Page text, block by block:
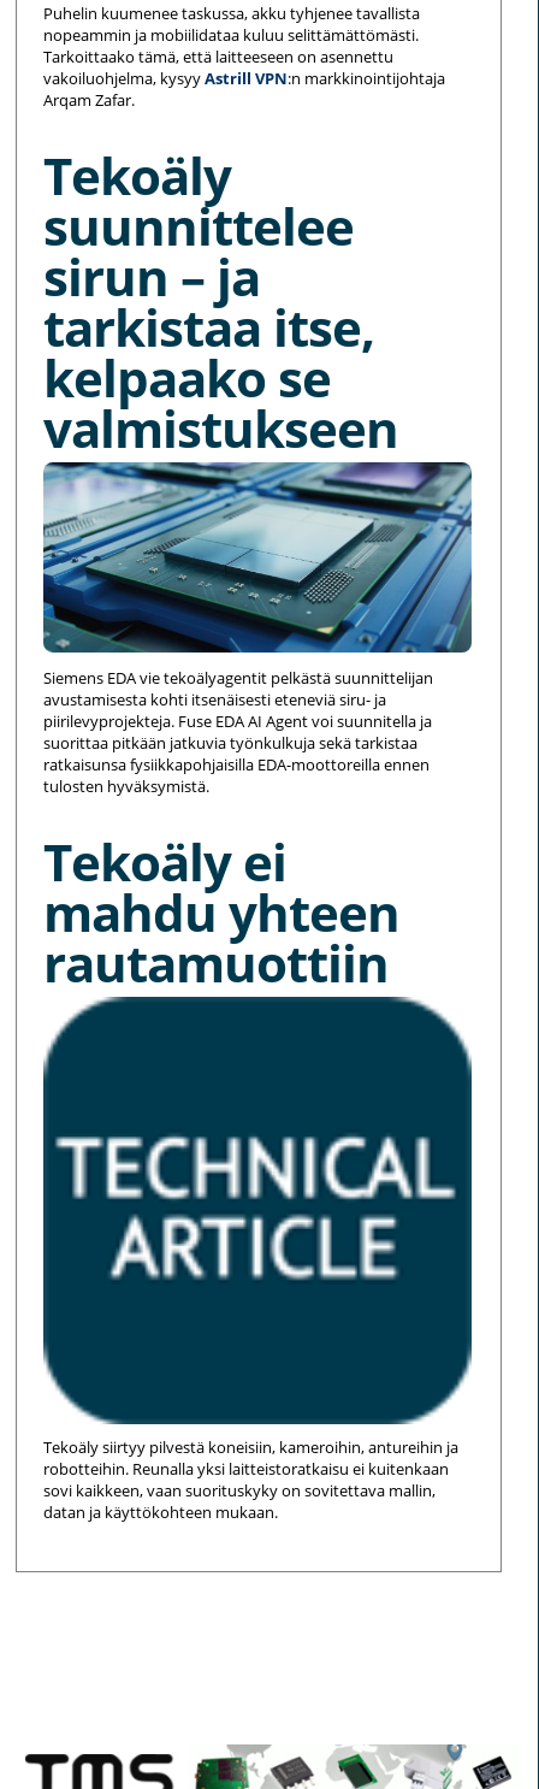
Puhelin kuumenee taskussa, akku tyhjenee tavallista
nopeammin ja mobiilidataa kuluu selittämättömästi.
Tarkoittaako tämä, että laitteeseen on asennettu
vakoiluohjelma, kysyyAstrill VPN:n markkinointijohtaja
Arqam Zafar.
Tekoäly
suunnittelee
sirun – ja
tarkistaa itse,
kelpaako se
valmistukseen
Siemens EDA vie tekoälyagentit pelkästä suunnittelijan
avustamisesta kohti itsenäisesti eteneviä siru- ja
piirilevyprojekteja. Fuse EDA AI Agent voi suunnitella ja
suorittaa pitkään jatkuvia työnkulkuja sekä tarkistaa
ratkaisunsa fysiikkapohjaisilla EDA-moottoreilla ennen
tulosten hyväksymistä.
Tekoäly ei
mahdu yhteen
rautamuottiin
Tekoäly siirtyy pilvestä koneisiin, kameroihin, antureihin ja
robotteihin. Reunalla yksi laitteistoratkaisu ei kuitenkaan
sovi kaikkeen, vaan suorituskyky on sovitettava mallin,
datan ja käyttökohteen mukaan.